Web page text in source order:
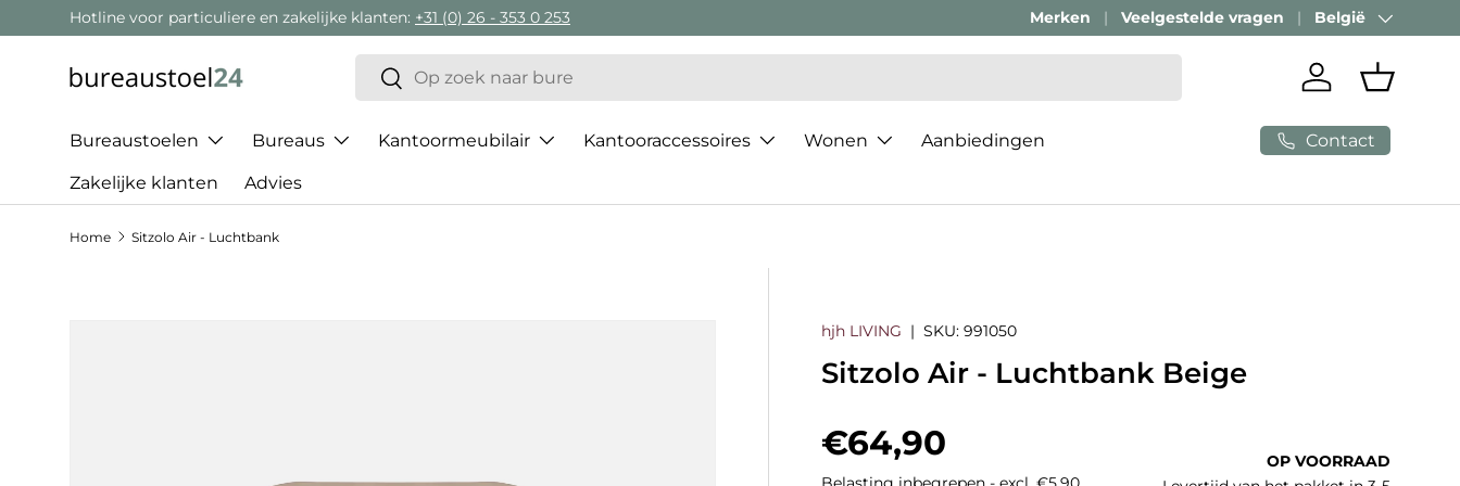
Ga naar inhoud
Hotline voor particuliere en zakelijke klanten: +31 (0) 26 - 353 0 253 Merken Veelgestelde vragen Land/Regio
België
Zoeken
Zoeken
InloggenMandje
Bureaustoelen Bureaus Kantoormeubilair Kantooraccessoires Wonen Aanbiedingen
Zakelijke klanten Advies
Contact
Home Sitzolo Air - Luchtbank
hjh LIVING |SKU: 991050
Sitzolo Air - Luchtbank Beige
Reguliere prijs
€64,90
OP VOORRAAD